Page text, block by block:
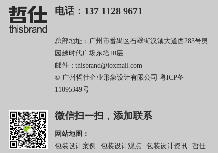
电话：137 1128 9671
总部地址：广州市番禺区石壁街汉溪大道西283号奥
园越时代广场东塔10层
邮件：thisbrand@foxmail.com
© 广州哲仕企业形象设计有限公司 粤ICP备
11095349号
微信扫一扫，添加联系
网站地图：
包装设计案例
包装设计观点 包装设计资讯 哲仕